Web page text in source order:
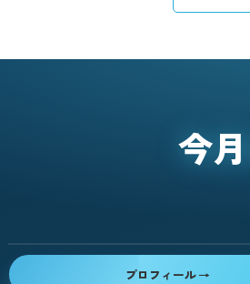
今
プロフィール
月見里 らん